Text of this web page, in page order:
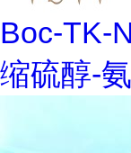
Boc-TK-
缩硫醇-